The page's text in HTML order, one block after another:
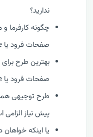
ندارید؟
چگونه کارفرما
صفحات فرود یا Landing Page مجاب کنیم؟
بهترین طرح
صفحات فرود یا Landing Page میخواهید؟
طرح توجیهی
پیش نیاز الزامی
یا اینکه خواهان